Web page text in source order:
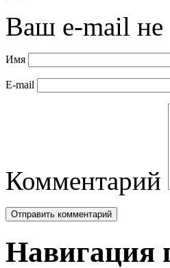
Ваш e-mail не
Имя
E-mail
Комментарий
Навигация